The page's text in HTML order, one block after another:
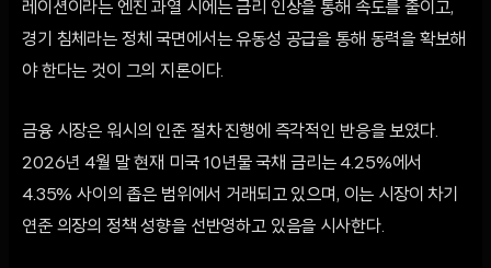
레이션이라는 엔진 과열 시에는 금리 인상을 통해 속도를 줄이고,
경기 침체라는 정체 국면에서는 유동성 공급을 통해 동력을 확보해
야 한다는 것이 그의 지론이다.
금융 시장은 워시의 인준 절차 진행에 즉각적인 반응을 보였다.
2026년 4월 말 현재 미국 10년물 국채 금리는 4.25%에서
4.35% 사이의 좁은 범위에서 거래되고 있으며, 이는 시장이 차기
연준 의장의 정책 성향을 선반영하고 있음을 시사한다.